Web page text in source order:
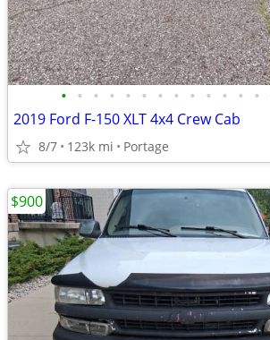
• • • • • • • • • • • • •
2019 Ford F-150 XLT 4x4 Crew Cab
8/7 123k mi Portage
$900